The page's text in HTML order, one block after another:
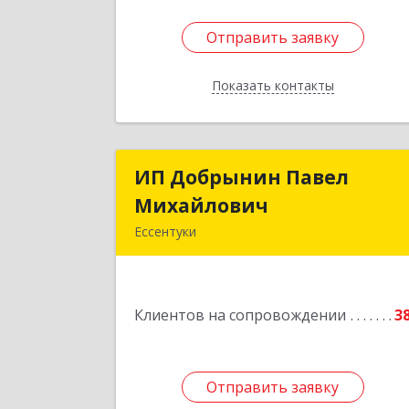
Отправить заявку
Показать контакты
Отправить заявку
Назад
ИП Добрынин Павел
Михайлович
Ессентуки
Клиентов на сопровождении
Отправить заявку
ИП Добрынин Павел
Отправить заявку